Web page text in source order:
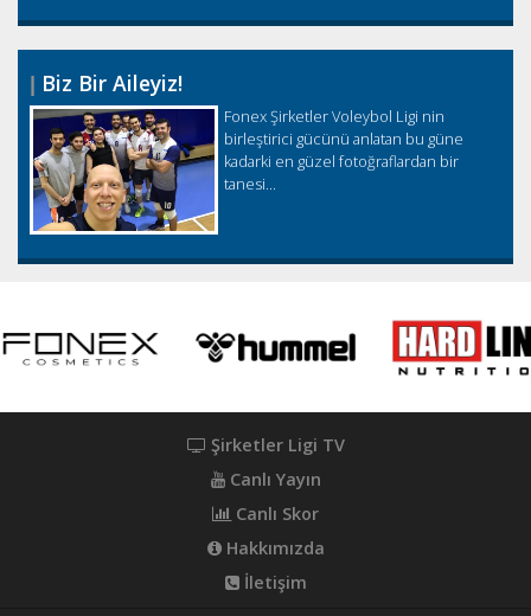
Biz Bir Aileyiz!
Fonex Şirketler Voleybol Ligi nin
birleştirici gücünü anlatan bu güne
kadarki en güzel fotoğraflardan bir
tanesi...
Şirketler Ligi TV
Canlı Yayın
Canlı Skor
Hakkımızda
İletişim